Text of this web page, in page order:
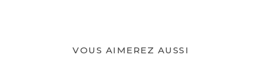
VOUS AIMEREZ AUSSI